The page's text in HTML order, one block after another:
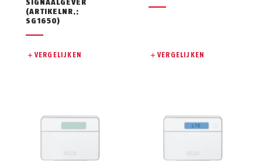
SIGNAALGEVER
(ARTIKELNR.:
SG1650)
VERGELIJKEN VERGELIJKEN